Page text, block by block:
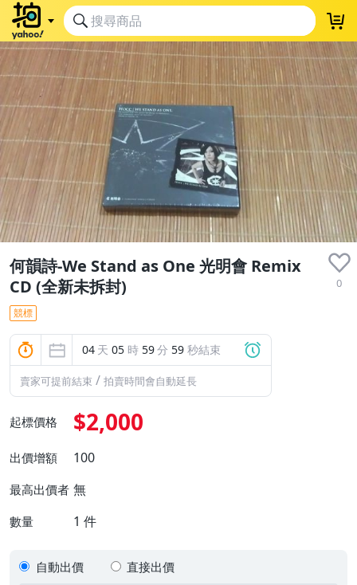
何韻詩-We Stand as One 光明會 Remix
CD (全新未拆封)
0
競標
04 天 05 時 59分 58 秒結束
賣家可提前結束 / 拍賣時間會自動延長
起標價格 $2,000
出價增額 100
最高出價者 無
數量 1 件
自動出價 直接出價